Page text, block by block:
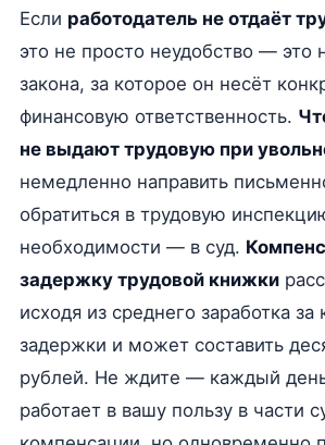
Если работодатель не отдаёт
это не просто неудобство — это
закона, за которое он несёт
финансовую ответственность.
не выдают трудовую при
немедленно направить
обратиться в трудовую
необходимости — в суд.
задержку трудовой книжки
исходя из среднего заработка
задержки и может составить
рублей. Не ждите — каждый
работает в вашу пользу в части